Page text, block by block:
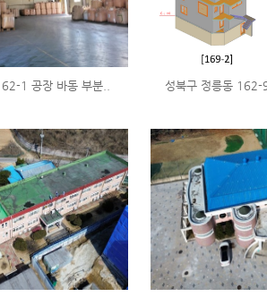
1 공장 바동 부분.. 성북구 정릉동 162-